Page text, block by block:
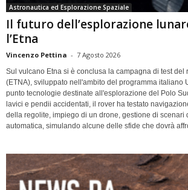
Astronautica ed Esplorazione Spaziale
Il futuro dell’esplorazione
l’Etna
Vincenzo Pettina - 7 Agosto 2026
Sul vulcano Etna si è conclusa la campagna di test del
(ETNA), sviluppato nell'ambito del programma italiano
punto tecnologie destinate all'esplorazione del Polo
lavici e pendii accidentati, il rover ha testato
della regolite, impiego di un drone, gestione di scenari
automatica, simulando alcune delle sfide che dovrà